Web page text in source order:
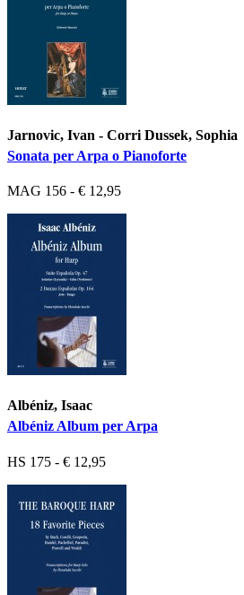
Jarnovic, Ivan - Corri Dussek, Sophia
Sonata per Arpa o Pianoforte
MAG 156 - € 12,95
Albéniz, Isaac
Albéniz Album per Arpa
HS 175 - € 12,95